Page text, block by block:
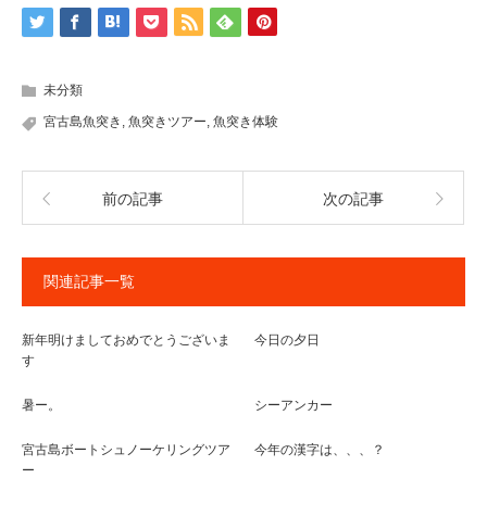
未分類
宮古島魚突き , 魚突きツアー, 魚突き体験
前の記事 次の記事
関連記事一覧
新年明けましておめでとうございま
す
今日の夕日
暑ー。 シーアンカー
宮古島ボートシュノーケリングツア
ー
今年の漢字は、、、？